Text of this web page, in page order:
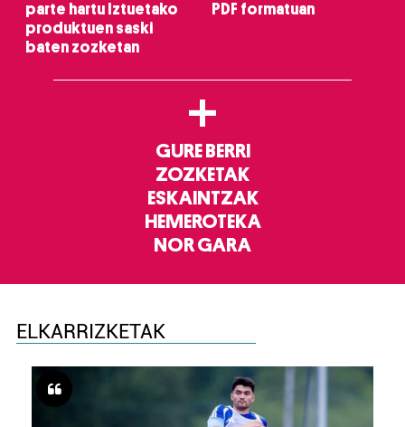
parte hartu Iztuetako
produktuen saski
baten zozketan
PDF formatuan
+
GURE BERRI
ZOZKETAK
ESKAINTZAK
HEMEROTEKA
NOR GARA
ELKARRIZKETAK